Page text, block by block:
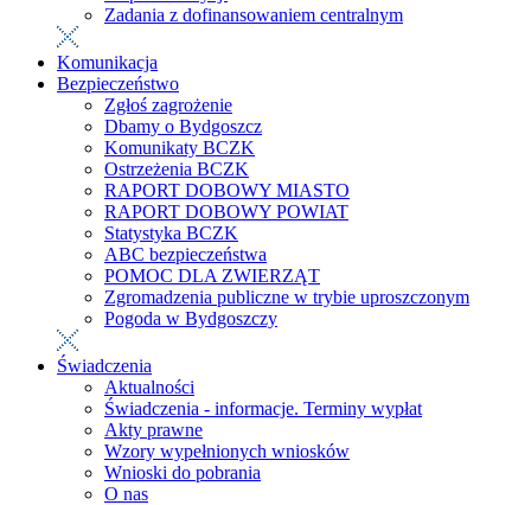
Zadania z dofinansowaniem centralnym
Komunikacja
Bezpieczeństwo
Zgłoś zagrożenie
Dbamy o Bydgoszcz
Komunikaty BCZK
Ostrzeżenia BCZK
RAPORT DOBOWY MIASTO
RAPORT DOBOWY POWIAT
Statystyka BCZK
ABC bezpieczeństwa
POMOC DLA ZWIERZĄT
Zgromadzenia publiczne w trybie uproszczonym
Pogoda w Bydgoszczy
Świadczenia
Aktualności
Świadczenia - informacje. Terminy wypłat
Akty prawne
Wzory wypełnionych wniosków
Wnioski do pobrania
O nas